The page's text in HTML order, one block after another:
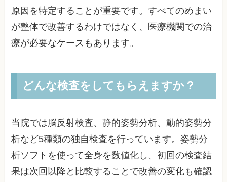
原因を特定することが重要です。すべてのめまい
が整体で改善するわけではなく、医療機関での治
療が必要なケースもあります。
どんな検査をしてもらえますか？
当院では脳反射検査、静的姿勢分析、動的姿勢分
析など5種類の独自検査を行っています。姿勢分
析ソフトを使って全身を数値化し、初回の検査結
果は次回以降と比較することで改善の変化も確認